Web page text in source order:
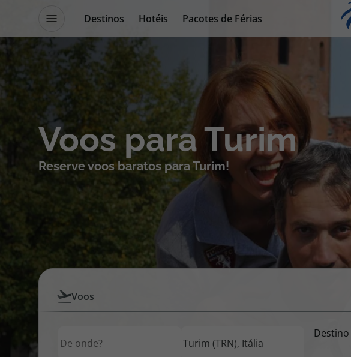
Destinos Hotéis
Pacotes de Férias
Promoções
Blog TopViagens
Destinos
Voos
Voos + Hotel
Pacotes de Férias
Disneyland ® Paris
Escapadinhas
Cruzeiros
Promoções
Especialistas
Blog TopViagens
Voos para Turim
Reserve voos baratos para Turim!
Pesquisar
por
Voos
Voos
Destino